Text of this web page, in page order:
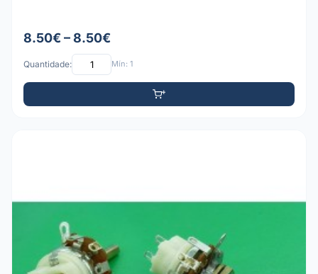
8.50€ – 8.50€
Quantidade: Mín: 1